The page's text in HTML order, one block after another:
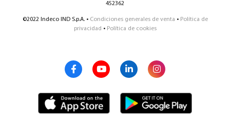
452362
©2022 Indeco IND S.p.A. • Condiciones generales de venta • Política de
privacidad • Política de cookies